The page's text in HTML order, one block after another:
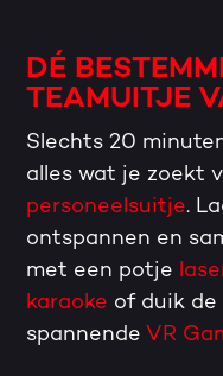
DÉ
TEAMUITJE
Slechts 20
alles wat je zoekt
personeelsuitje.
ontspannen en
met een potje
karaoke of duik
spannende VR